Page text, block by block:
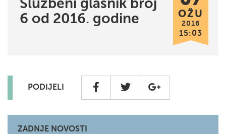
Službeni glasnik broj
6 od 2016. godine
OŽU
2016
15:03
PODIJELI
ZADNJE NOVOSTI